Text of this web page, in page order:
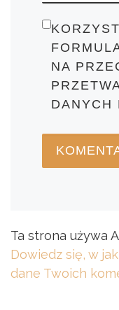
NA
Ta strona używa
Dowiedz się, w
dane Twoich